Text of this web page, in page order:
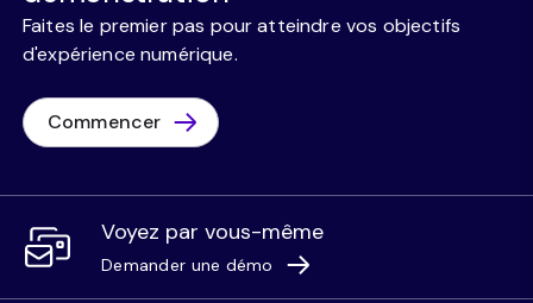
Faites le premier pas pour atteindre vos objectifs
d'expérience numérique.
Commencer
Voyez par vous-même
Demander une démo